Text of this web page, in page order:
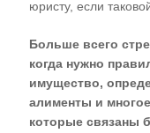
юристу, если
Больше всего
когда нужно
имущество,
алименты и
которые связаны